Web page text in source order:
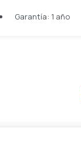
Garantía: 1 año